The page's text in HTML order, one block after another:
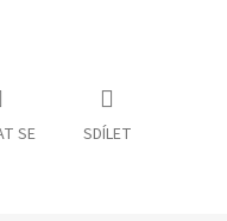
SE SDÍLET